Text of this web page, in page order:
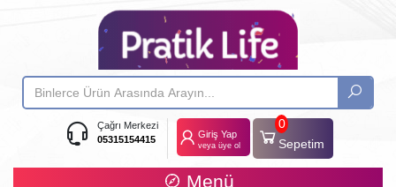
Çağrı Merkezi
05315154415
Giriş Yap
veya üye ol
0
Sepetim
Menü